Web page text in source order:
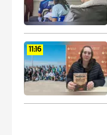
11:16